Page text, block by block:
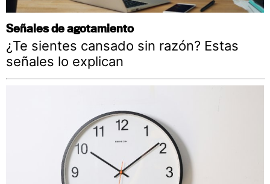
Señales de agotamiento
¿Te sientes cansado sin razón? Estas
señales lo explican